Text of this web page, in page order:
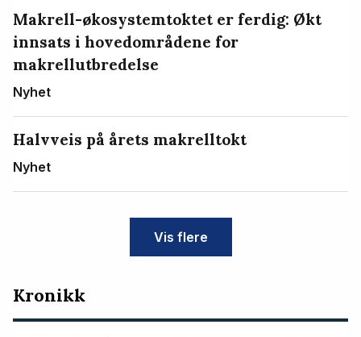
Makrell-økosystemtoktet er ferdig: Økt
innsats i hovedområdene for
makrellutbredelse
Nyhet
Halvveis på årets makrelltokt
Nyhet
Vis flere
Kronikk